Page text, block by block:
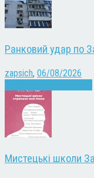
Ранковий удар по
zapsich, 06/08/2026
Мистецькі школи